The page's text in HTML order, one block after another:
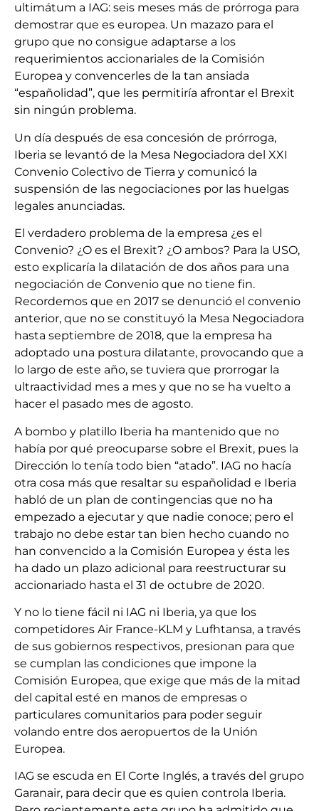
ultimátum a IAG: seis meses más de prórroga para
demostrar que es europea. Un mazazo para el
grupo que no consigue adaptarse a los
requerimientos accionariales de la Comisión
Europea y convencerles de la tan ansiada
“españolidad”, que les permitiría afrontar el Brexit
sin ningún problema.
Un día después de esa concesión de prórroga,
Iberia se levantó de la Mesa Negociadora del XXI
Convenio Colectivo de Tierra y comunicó la
suspensión de las negociaciones por las huelgas
legales anunciadas.
El verdadero problema de la empresa ¿es el
Convenio? ¿O es el Brexit? ¿O ambos? Para la USO,
esto explicaría la dilatación de dos años para una
negociación de Convenio que no tiene fin.
Recordemos que en 2017 se denunció el convenio
anterior, que no se constituyó la Mesa Negociadora
hasta septiembre de 2018, que la empresa ha
adoptado una postura dilatante, provocando que a
lo largo de este año, se tuviera que prorrogar la
ultraactividad mes a mes y que no se ha vuelto a
hacer el pasado mes de agosto.
A bombo y platillo Iberia ha mantenido que no
había por qué preocuparse sobre el Brexit, pues la
Dirección lo tenía todo bien “atado”. IAG no hacía
otra cosa más que resaltar su españolidad e Iberia
habló de un plan de contingencias que no ha
empezado a ejecutar y que nadie conoce; pero el
trabajo no debe estar tan bien hecho cuando no
han convencido a la Comisión Europea y ésta les
ha dado un plazo adicional para reestructurar su
accionariado hasta el 31 de octubre de 2020.
Y no lo tiene fácil ni IAG ni Iberia, ya que los
competidores Air France-KLM y Lufhtansa, a través
de sus gobiernos respectivos, presionan para que
se cumplan las condiciones que impone la
Comisión Europea, que exige que más de la mitad
del capital esté en manos de empresas o
particulares comunitarios para poder seguir
volando entre dos aeropuertos de la Unión
Europea.
IAG se escuda en El Corte Inglés, a través del grupo
Garanair, para decir que es quien controla Iberia.